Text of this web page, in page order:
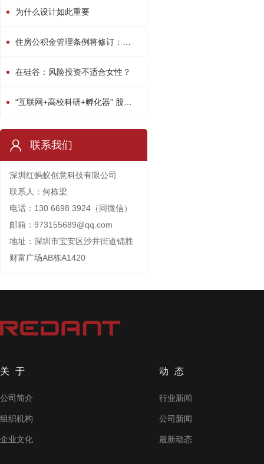
为什么设计如此重要
住房公积金管理条例将修订：用途或多元化
在硅谷：风险投资不适合女性？
“互联网+高校科研+孵化器” 股权众筹平台启动
联系我们
深圳红蚂蚁创意科技有限公司
联系人：何栋梁
电话：130 6698 3924（同微信）
邮箱：973155689@qq.com
地址：深圳市宝安区沙井街道锦胜
财富广场AB栋A1420
关于
公司简介
组织机构
企业文化
动态
行业新闻
公司新闻
最新动态